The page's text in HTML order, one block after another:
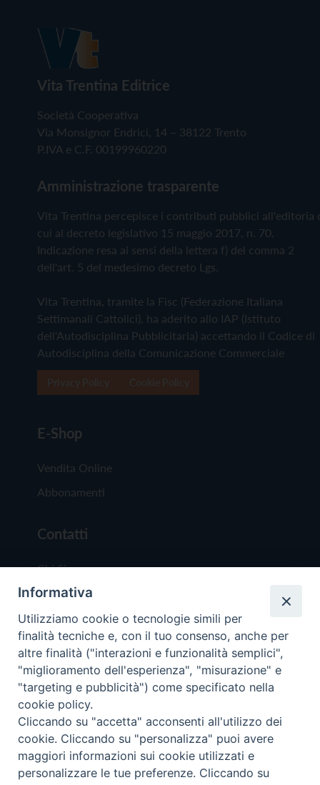
Vita Trentina Editrice
Società Cooperativa
Via Monsignor Endrici, 14 – 38122 Trento
P.IVA e C.F. 00199960220
Amministrazione trasparente
Vita Trentina percepisce i contributi pubblici all'editoria
cui al decreto legislativo 15 maggio 2017, n. 70.
Indicazione resa ai sensi della lettera f) del comma 2
dell'art. 5 del medesimo decreto Lgs.
Vita Trentina, tramite la Fisc (Federazione Italiana
Settimanali Cattolici), ha aderito allo IAP (Istituto
dell'Autodisciplina Pubblicitaria) accettando il Codice di
Autodisciplina della Comunicazione Commerciale
E-Shop
Vendita Online
Abbonamenti
Contatti
Chi Siamo
Redazione
Scrivici
Copyright © 2019 - Tutti i diritti riservati - Vita
Trentina Editrice
Privacy Policy
Informativa
Utilizziamo cookie o tecnologie simili per
finalità tecniche e, con il tuo consenso, anche per
altre finalità ("interazioni e funzionalità semplici",
"miglioramento dell'esperienza", "misurazione" e
"targeting e pubblicità") come specificato nella
cookie policy.
Cliccando su "accetta" acconsenti all'utilizzo dei
cookie. Cliccando su "personalizza" puoi avere
maggiori informazioni sui cookie utilizzati e
personalizzare le tue preferenze. Cliccando su